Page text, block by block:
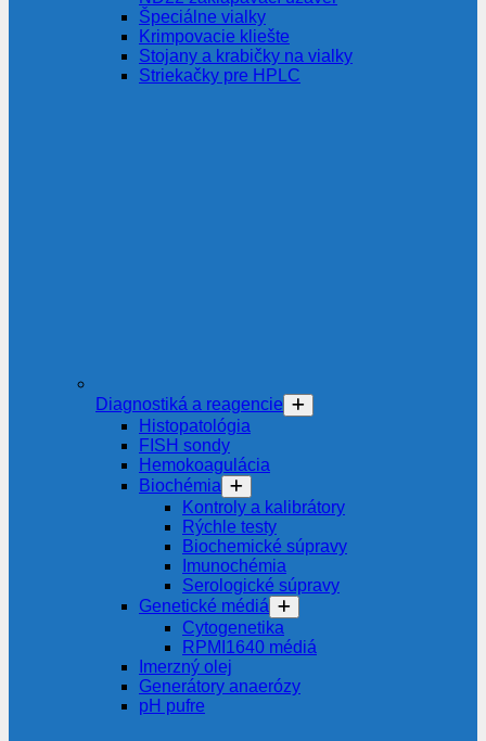
Špeciálne vialky
Krimpovacie kliešte
Stojany a krabičky na vialky
Striekačky pre HPLC
Diagnostiká a reagencie
Histopatológia
FISH sondy
Hemokoagulácia
Biochémia
Kontroly a kalibrátory
Rýchle testy
Biochemické súpravy
Imunochémia
Serologické súpravy
Genetické médiá
Cytogenetika
RPMI1640 médiá
Imerzný olej
Generátory anaerózy
pH pufre